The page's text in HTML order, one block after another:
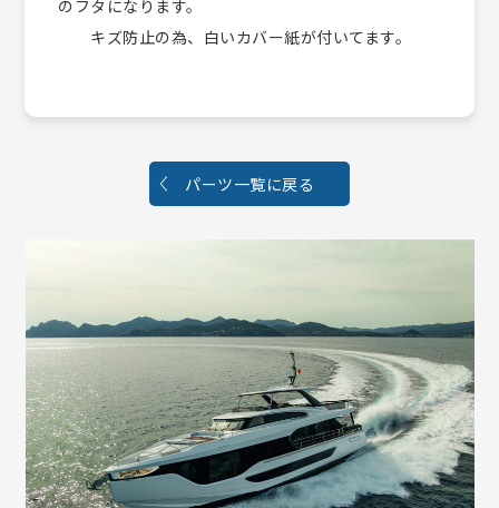
のフタになります。
キズ防止の為、白いカバー紙が付いてます。
パーツ一覧に戻る